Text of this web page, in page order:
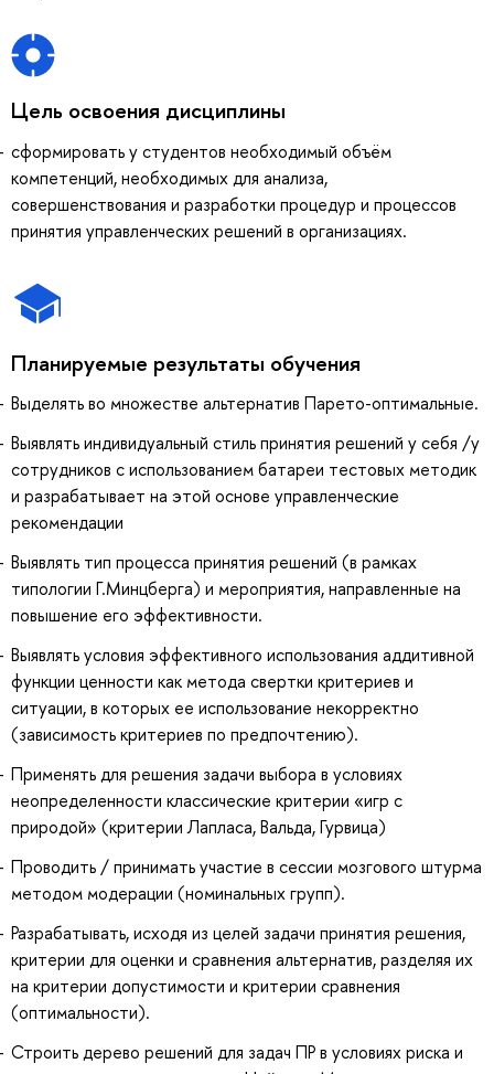
Цель освоения дисциплины
сформировать у студентов необходимый объём
компетенций, необходимых для анализа,
совершенствования и разработки процедур и процессов
принятия управленческих решений в организациях.
Планируемые результаты обучения
Выделять во множестве альтернатив Парето-оптимальные.
Выявлять индивидуальный стиль принятия решений у себя /у
сотрудников с использованием батареи тестовых методик
и разрабатывает на этой основе управленческие
рекомендации
Выявлять тип процесса принятия решений (в рамках
типологии Г.Минцберга) и мероприятия, направленные на
повышение его эффективности.
Выявлять условия эффективного использования аддитивной
функции ценности как метода свертки критериев и
ситуации, в которых ее использование некорректно
(зависимость критериев по предпочтению).
Применять для решения задачи выбора в условиях
неопределенности классические критерии «игр с
природой» (критерии Лапласа, Вальда, Гурвица)
Проводить / принимать участие в сессии мозгового штурма
методом модерации (номинальных групп).
Разрабатывать, исходя из целей задачи принятия решения,
критерии для оценки и сравнения альтернатив, разделяя их
на критерии допустимости и критерии сравнения
(оптимальности).
Строить дерево решений для задач ПР в условиях риска и